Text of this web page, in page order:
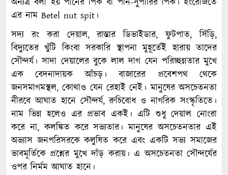
অন্যত্র বলা হয় পানের পিক বা পান-সুপারির পিক। ইংরেজিতে
এর নাম Betel nut spit।
সদ্য রং করা দেয়াল, রাস্তার ডিভাইডার, ফুটপাত, সিঁড়ি,
বিদ্যুতের খুঁটি কিংবা সরকারি স্থাপনা মুহূর্তেই হারায় তাদের
সৌন্দর্য। সাদা দেয়ালের বুকে লাল দাগ যেন পরিচ্ছন্নতার মুখে
এক বেদনাদায়ক আঁচড়। বাজারের প্রবেশপথ থেকে
জনসমাগমস্থল, কোথাও যেন রেহাই নেই। মানুষের অসচেতনতা
নীরবে আঘাত হানে সৌন্দর্য, রুচিবোধ ও নাগরিক সংস্কৃতিতে।
নাম ভিন্ন হলেও এর প্রভাব একই। এটি শুধু দেয়াল নোংরা
করে না, কলঙ্কিত করে সভ্যতার। মানুষের অসচেতনতার এই
অভ্যাস জনপরিসরকে কলুষিত করে এবং একটি সভ্য সমাজের
ভাবমূর্তিকে প্রশ্নের মুখে দাঁড় করায়। এ অসচেতনতা সৌন্দর্যের
ওপর নির্মম আঘাত হানে।